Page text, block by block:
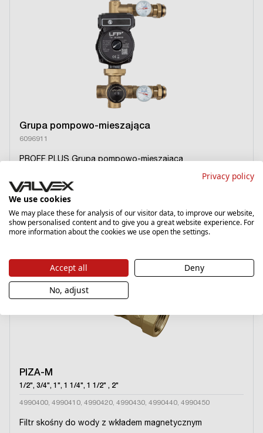
Grupa pompowo-mieszająca
6096911
PROFF PLUS Grupa pompowo-mieszająca
2 139,00 zł
Cena katalogowa
›
PIZA-M
1/2", 3/4", 1", 1 1/4", 1 1/2" , 2"
4990400, 4990410, 4990420, 4990430, 4990440, 4990450
Filtr skośny do wody z wkładem magnetycznym
Privacy policy
We use cookies
We may place these for analysis of our visitor data, to improve our website,
show personalised content and to give you a great website experience. For
more information about the cookies we use open the settings.
Accept all
Deny
No, adjust